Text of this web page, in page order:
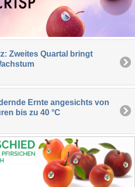
Zweites Quartal bringt
Ernte angesichts von
bis zu 40 °C